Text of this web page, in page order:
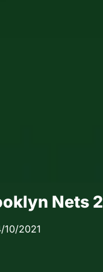
Nets
10/2021